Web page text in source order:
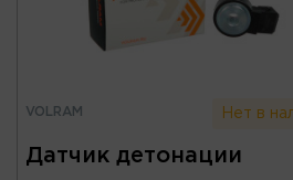
VOLRAM Нет в
Датчик детонации